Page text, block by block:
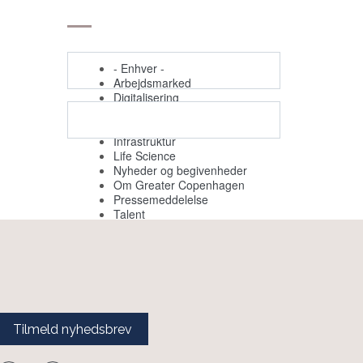
- Enhver -
Arbejdsmarked
Digitalisering
Infrastruktur
Life Science
Nyheder og begivenheder
Om Greater Copenhagen
Pressemeddelelse
Talent
Tilmeld nyhedsbrev